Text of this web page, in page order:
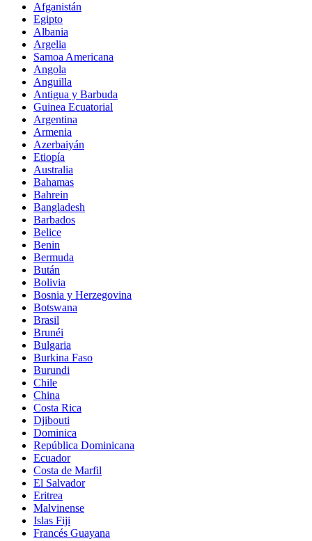
Afganistán
Egipto
Albania
Argelia
Samoa Americana
Angola
Anguilla
Antigua y Barbuda
Guinea Ecuatorial
Argentina
Armenia
Azerbaiyán
Etiopía
Australia
Bahamas
Bahrein
Bangladesh
Barbados
Belice
Benin
Bermuda
Bután
Bolivia
Bosnia y Herzegovina
Botswana
Brasil
Brunéi
Bulgaria
Burkina Faso
Burundi
Chile
China
Costa Rica
Djibouti
Dominica
República Dominicana
Ecuador
Costa de Marfil
El Salvador
Eritrea
Malvinense
Islas Fiji
Francés Guayana